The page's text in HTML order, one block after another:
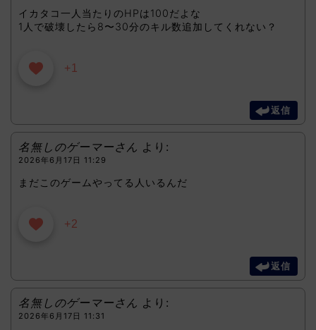
イカタコ一人当たりのHPは100だよな
1人で破壊したら8〜30分のキル数追加してくれない？
+1
返信
名無しのゲーマーさん より:
2026年6月17日 11:29
まだこのゲームやってる人いるんだ
+2
返信
名無しのゲーマーさん より:
2026年6月17日 11:31